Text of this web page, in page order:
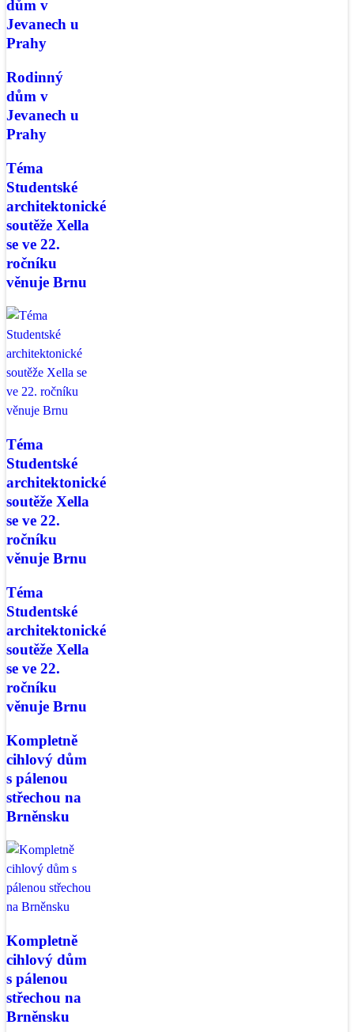
dům v
Jevanech u
Prahy
Rodinný
dům v
Jevanech u
Prahy
Téma
Studentské
architektonické
soutěže Xella
se ve 22.
ročníku
věnuje Brnu
Téma
Studentské
architektonické
soutěže Xella
se ve 22.
ročníku
věnuje Brnu
Téma
Studentské
architektonické
soutěže Xella
se ve 22.
ročníku
věnuje Brnu
Kompletně
cihlový dům
s pálenou
střechou na
Brněnsku
Kompletně
cihlový dům
s pálenou
střechou na
Brněnsku